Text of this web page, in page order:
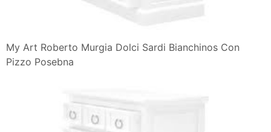
My Art Roberto Murgia Dolci Sardi Bianchinos Con
Pizzo Posebna